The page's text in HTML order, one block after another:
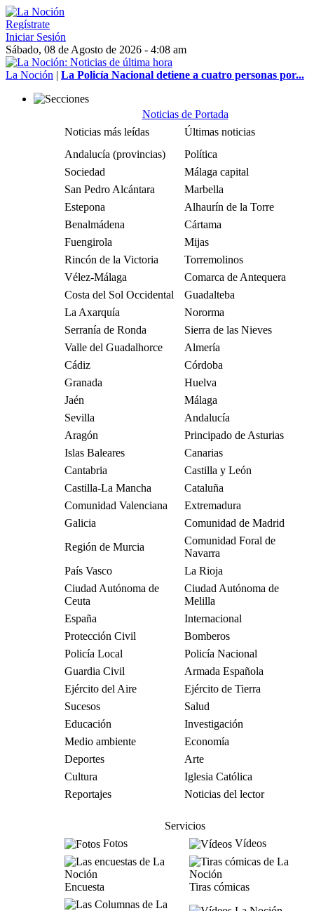
Regístrate
Iniciar Sesión
Sábado, 08 de Agosto de 2026 - 4:08 am
La Noción | La Policía Nacional detiene a cuatro personas por...
Noticias de Portada
Noticias más leídas
Últimas noticias
Andalucía (provincias)
Política
Sociedad
Málaga capital
San Pedro Alcántara
Marbella
Estepona
Alhaurín de la Torre
Benalmádena
Cártama
Fuengirola
Mijas
Rincón de la Victoria
Torremolinos
Vélez-Málaga
Comarca de Antequera
Costa del Sol Occidental
Guadalteba
La Axarquía
Nororma
Serranía de Ronda
Sierra de las Nieves
Valle del Guadalhorce
Almería
Cádiz
Córdoba
Granada
Huelva
Jaén
Málaga
Sevilla
Andalucía
Aragón
Principado de Asturias
Islas Baleares
Canarias
Cantabria
Castilla y León
Castilla-La Mancha
Cataluña
Comunidad Valenciana
Extremadura
Galicia
Comunidad de Madrid
Región de Murcia
Comunidad Foral de
Navarra
País Vasco
La Rioja
Ciudad Autónoma de
Ceuta
Ciudad Autónoma de
Melilla
España
Internacional
Protección Civil
Bomberos
Policía Local
Policía Nacional
Guardia Civil
Armada Española
Ejército del Aire
Ejército de Tierra
Sucesos
Salud
Educación
Investigación
Medio ambiente
Economía
Deportes
Arte
Cultura
Iglesia Católica
Reportajes
Noticias del lector
Servicios
Fotos
Vídeos
Encuesta Tiras cómicas